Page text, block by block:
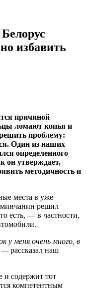
избавить
причиной
ломают копья и
проблему:
Один из наших
определенного
он утверждает,
методичность и
места в уже
минчанин решил
есть, — в частности,
у меня очень много, в
—рассказал наш
и содержит тот
компетентным